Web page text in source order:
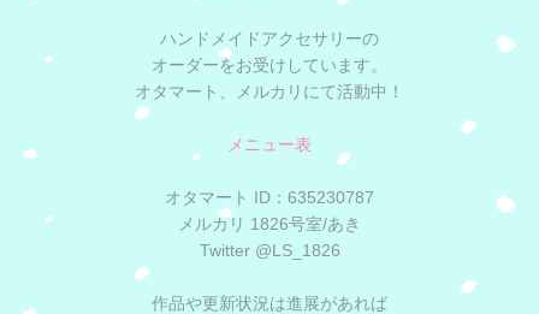
ハンドメイドアクセサリーの
オーダーをお受けしています。
オタマート、メルカリにて活動中！
メニュー表
オタマート ID：635230787
メルカリ 1826号室/あき
Twitter @LS_1826
作品や更新状況は進展があれば